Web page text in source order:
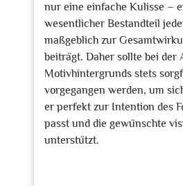
nur eine einfache Kulisse –
wesentlicher Bestandteil
maßgeblich zur
beiträgt. Daher sollte bei der
Motivhintergrunds stets
vorgegangen werden, um
er perfekt zur Intention des
passt und die gewünschte
unterstützt.